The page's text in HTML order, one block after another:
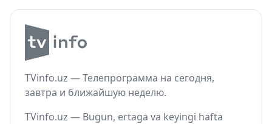
TVinfo.uz — Телепрограмма на сегодня,
завтра и ближайшую неделю.
TVinfo.uz — Bugun, ertaga va keyingi hafta